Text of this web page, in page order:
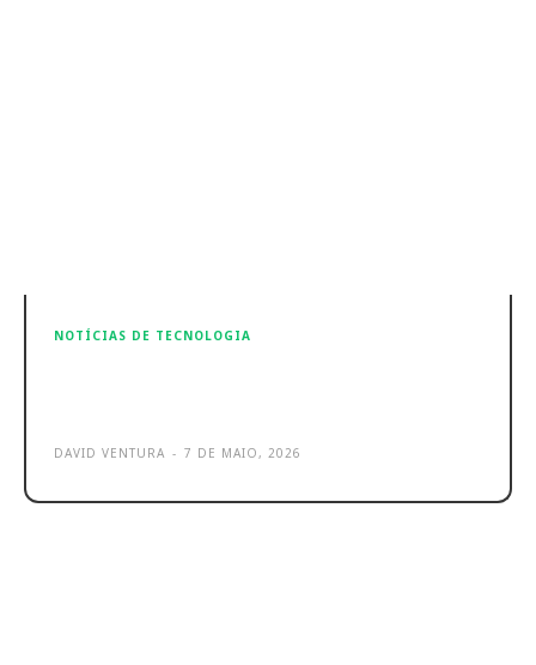
NOTÍCIAS DE TECNOLOGIA
DAVID VENTURA - 7 DE MAIO, 2026